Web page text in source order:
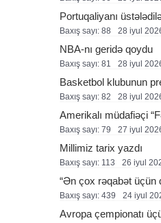
Portuqaliyanı
Baxış sayı: 88 28 i̇yul
NBA-nı geridə qoydu
Baxış sayı: 81 28 i̇yul
Basketbol klubunun
Baxış sayı: 82 28 i̇yul
Amerikalı müdafiəçi
Baxış sayı: 79 27 i̇yul
Millimiz tarix yazdı
Baxış sayı: 113 26 i̇yul
“Ən çox rəqabət üçün
Baxış sayı: 439 24 i̇yul
Avropa çempionatı